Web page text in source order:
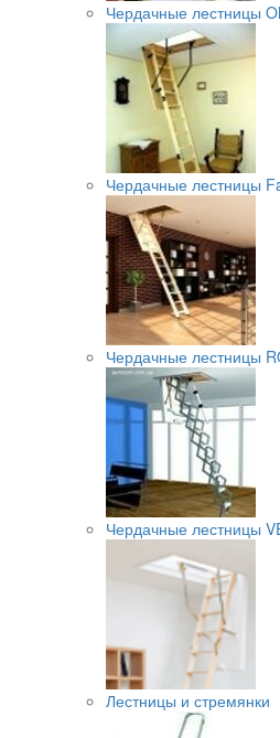
Чердачные лестницы
Чердачные лестницы
Чердачные лестницы
Чердачные лестницы
Лестницы и стремянки